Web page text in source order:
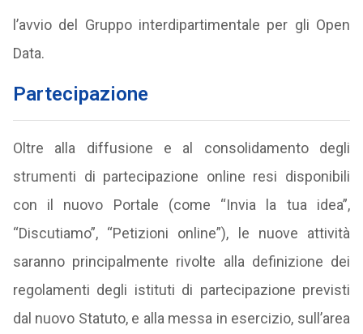
l’avvio del Gruppo interdipartimentale per gli Open
Data.
Partecipazione
Oltre alla diffusione e al consolidamento degli
strumenti di partecipazione online resi disponibili
con il nuovo Portale (come “Invia la tua idea”,
“Discutiamo”, “Petizioni online”), le nuove attività
saranno principalmente rivolte alla definizione dei
regolamenti degli istituti di partecipazione previsti
dal nuovo Statuto, e alla messa in esercizio, sull’area